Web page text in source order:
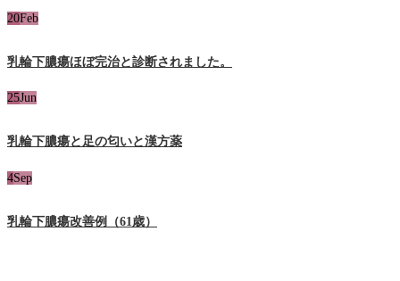
20Feb
乳輪下膿瘍ほぼ完治と診断されました。
25Jun
乳輪下膿瘍と足の匂いと漢方薬
4Sep
乳輪下膿瘍改善例（61歳）